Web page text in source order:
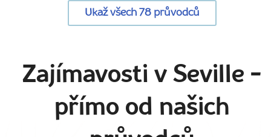
Ukaž všech 78 průvodců
Zajímavosti v Seville -
přímo od našich